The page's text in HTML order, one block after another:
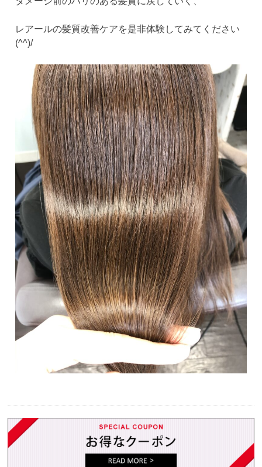
レアールの髪質改善ケアを是非体験してみてください
(^^)/